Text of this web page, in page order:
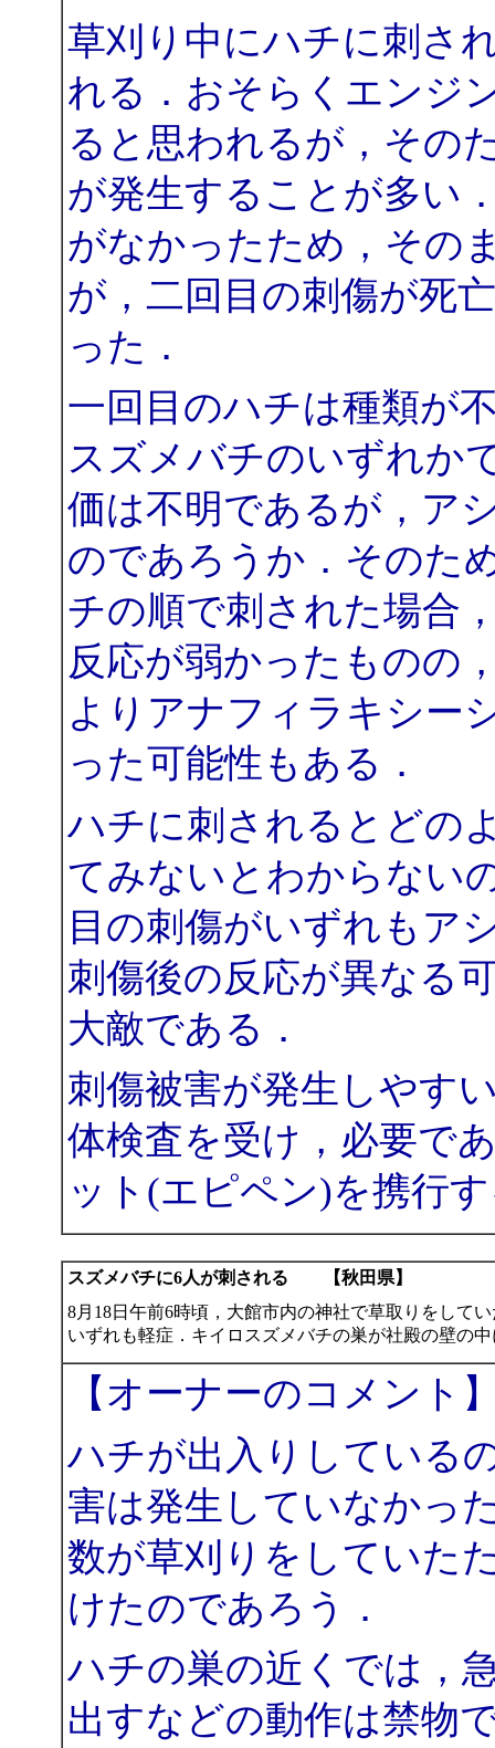
草刈り中にハチに刺さ
れる．おそらくエンジ
ると思われるが，その
が発生することが多い
がなかったため，その
が，二回目の刺傷が死
った．
一回目のハチは種類が
スズメバチのいずれか
価は不明であるが，ア
のであろうか．そのた
チの順で刺された場合
反応が弱かったものの
よりアナフィラキシー
った可能性もある．
ハチに刺されるとどの
てみないとわからない
目の刺傷がいずれもア
刺傷後の反応が異なる
大敵である．
刺傷被害が発生しやす
体検査を受け，必要で
ット(エピペン)を携行
スズメバチに6人が刺される 【秋田県】
8月18日午前6時頃，大館市内の神社で草取りをして
いずれも軽症．キイロスズメバチの巣が社殿の壁の
【オーナーのコメント
ハチが出入りしている
害は発生していなかっ
数が草刈りをしていた
けたのであろう．
ハチの巣の近くでは，
出すなどの動作は禁物